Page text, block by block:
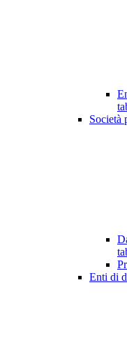
Società
Enti di